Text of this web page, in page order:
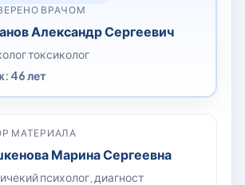
ВРАЧОМ
Александр Сергеевич
токсиколог
46 лет
МАТЕРИАЛА
Марина Сергеевна
психолог, диагност